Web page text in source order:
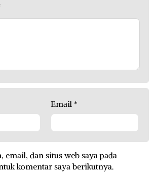
Email *
email, dan situs web saya pada
komentar saya berikutnya.